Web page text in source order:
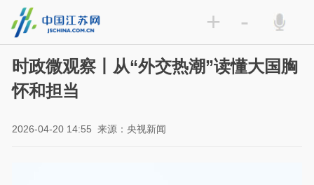
+ -
时政微观察丨从“外交热潮”读懂大国胸
怀和担当
2026-04-20 14:55 来源：央视新闻